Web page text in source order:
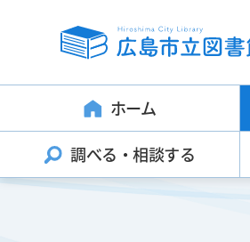
ホーム
調べる・相談する